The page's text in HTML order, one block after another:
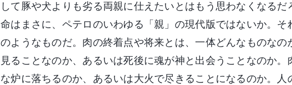
して豚や犬よりも劣る両親に仕えたいとはもう思わなくなるだ
命はまさに、ペテロのいわゆる「親」の現代版ではないか。そ
のようなものだ。肉の終着点や将来とは、一体どんなものなの
見ることなのか、あるいは死後に魂が神と出会うことなのか。
な炉に落ちるのか、あるいは大火で尽きることになるのか。人